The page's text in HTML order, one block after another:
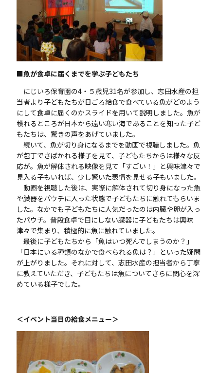
■魚が食卓に届くまでを学ぶ子どもたち
にじいろ保育園の4 ・５歳児31名が参加し、志田水産の担
当者より子どもたちが日ごろ給食で食べている魚がどのよう
にして食卓に届くのかスライドを用いて説明しました。魚が
穫れるところが日本から遠い寒い海であることを知った子ど
もたちは、驚きの声をあげていました。
続いて、魚が切り身になるまでを動画で視聴しました。魚
が包丁でさばかれる様子を見て、子どもたちからは様々な反
応が。魚が解体される映像を見て「すごい！」と興味津々で
見入る子もいれば、少し驚いた表情を見せる子もいました。
動画を視聴した後は、実際に解体されて切り身になった魚
や臓器をパウチに入った状態で子どもたちに触れてもらいま
した。なかでも子どもたちに人気だったのは内臓や卵が入っ
たパウチ。普段食卓で目にしない臓器に子どもたちは興味
津々で集まり、積極的に魚に触れていました。
最後に子どもたちから「魚はいつ死んでしまうのか？」
「日本にいる種類のなかで食べられる魚は？」といった疑問
が上がりました。それに対して、志田水産の担当者から丁寧
に教えていただき、子どもたちは魚についてさらに関心を深
めている様子でした。
＜イベント当日の給食メニュー＞